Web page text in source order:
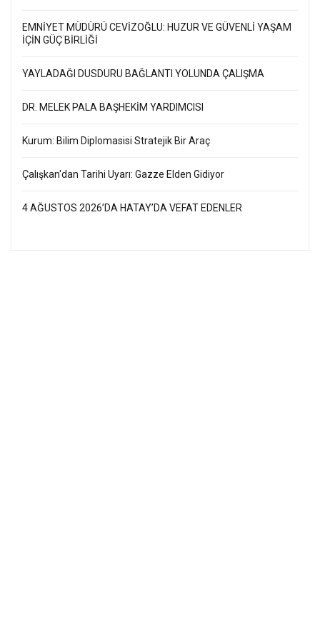
EMNİYET MÜDÜRÜ CEVİZOĞLU: HUZUR VE GÜVENLİ YAŞAM
İÇİN GÜÇ BİRLİĞİ
YAYLADAĞI DUSDURU BAĞLANTI YOLUNDA ÇALIŞMA
DR. MELEK PALA BAŞHEKİM YARDIMCISI
Kurum: Bilim Diplomasisi Stratejik Bir Araç
Çalışkan'dan Tarihi Uyarı: Gazze Elden Gidiyor
4 AĞUSTOS 2026’DA HATAY’DA VEFAT EDENLER